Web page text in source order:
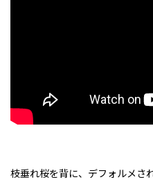
枝垂れ桜を背に、デフォルメさ